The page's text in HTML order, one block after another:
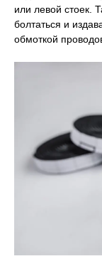
или левой стоек.
болтаться и
обмоткой